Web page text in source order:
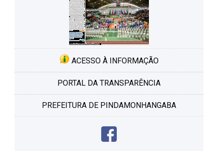
ACESSO À INFORMAÇÃO
PORTAL DA TRANSPARÊNCIA
PREFEITURA DE PINDAMONHANGABA